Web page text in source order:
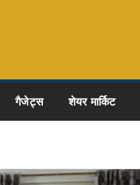
गैजेट्स शेयर मार्किट